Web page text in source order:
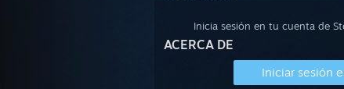
ACERCA DE
Inicia sesión en tu cuenta de
Iniciar sesión